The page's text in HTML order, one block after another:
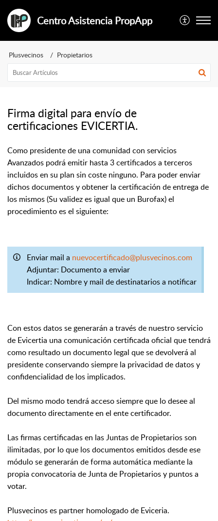
Centro Asistencia PropApp
Plusvecinos Propietarios
Firma digital para envío de
certificaciones EVICERTIA.
Como presidente de una comunidad con servicios
Avanzados podrá emitir hasta 3 certificados a terceros
incluidos en su plan sin coste ninguno. Para poder enviar
dichos documentos y obtener la certificación de entrega de
los mismos (Su validez es igual que un Burofax) el
procedimiento es el siguiente:
Enviar mail a nuevocertificado@plusvecinos.com
Adjuntar: Documento a enviar
Indicar: Nombre y mail de destinatarios a notificar
Con estos datos se generarán a través de nuestro servicio
de Evicertia una comunicación certificada oficial que tendrá
como resultado un documento legal que se devolverá al
presidente conservando siempre la privacidad de datos y
confidencialidad de los implicados.
Del mismo modo tendrá acceso siempre que lo desee al
documento directamente en el ente certificador.
Las firmas certificadas en las Juntas de Propietarios son
ilimitadas, por lo que los documentos emitidos desde ese
módulo se generarán de forma automática mediante la
propia convocatoria de Junta de Propietarios y puntos a
votar.
Plusvecinos es partner homologado de Eviceria.